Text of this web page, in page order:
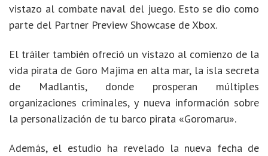
vistazo al combate naval del juego. Esto se dio como
parte del Partner Preview Showcase de Xbox.
El tráiler también ofreció un vistazo al comienzo de la
vida pirata de Goro Majima en alta mar, la isla secreta
de Madlantis, donde prosperan múltiples
organizaciones criminales, y nueva información sobre
la personalización de tu barco pirata «Goromaru».
Además, el estudio ha revelado la nueva fecha de